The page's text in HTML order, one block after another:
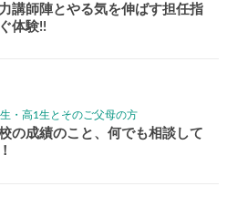
高1生 中学生 高